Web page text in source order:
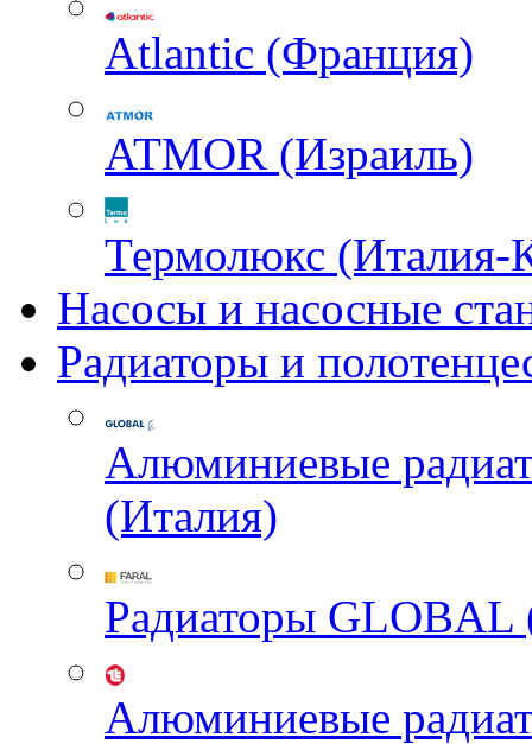
Atlantic (Франция)
ATMOR (Израиль)
Термолюкс (Италия-
Насосы и насосные
Радиаторы и
Алюминиевые
(Италия)
Радиаторы GLOBAL
Алюминиевые